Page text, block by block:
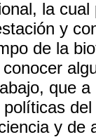
la
y
de la
que
y de